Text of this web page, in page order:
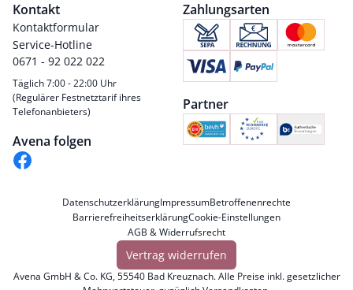
Kontakt
Kontaktformular
Service-Hotline
0671 - 92 022 022
Täglich 7:00 - 22:00 Uhr
(Regulärer Festnetztarif ihres
Telefonanbieters)
Avena folgen
Zahlungsarten
Partner
DatenschutzerklärungImpressumBetroffenenrechte
BarrierefreiheitserklärungCookie-Einstellungen
AGB & Widerrufsrecht
Vertrag widerrufen
Avena GmbH & Co. KG, 55540 Bad Kreuznach. Alle Preise inkl. gesetzlicher